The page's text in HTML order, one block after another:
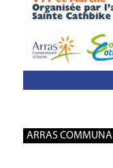
ARRAS